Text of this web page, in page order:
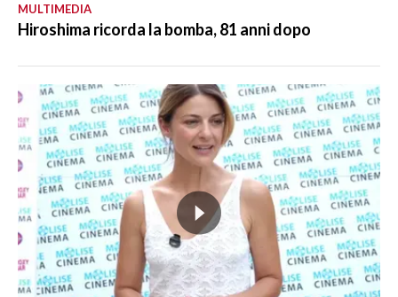
MULTIMEDIA
Hiroshima ricorda la bomba, 81 anni dopo